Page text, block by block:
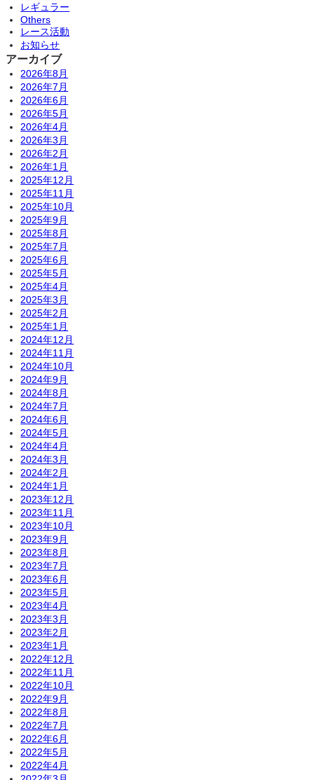
レギュラー
Others
レース活動
お知らせ
アーカイブ
2026年8月
2026年7月
2026年6月
2026年5月
2026年4月
2026年3月
2026年2月
2026年1月
2025年12月
2025年11月
2025年10月
2025年9月
2025年8月
2025年7月
2025年6月
2025年5月
2025年4月
2025年3月
2025年2月
2025年1月
2024年12月
2024年11月
2024年10月
2024年9月
2024年8月
2024年7月
2024年6月
2024年5月
2024年4月
2024年3月
2024年2月
2024年1月
2023年12月
2023年11月
2023年10月
2023年9月
2023年8月
2023年7月
2023年6月
2023年5月
2023年4月
2023年3月
2023年2月
2023年1月
2022年12月
2022年11月
2022年10月
2022年9月
2022年8月
2022年7月
2022年6月
2022年5月
2022年4月